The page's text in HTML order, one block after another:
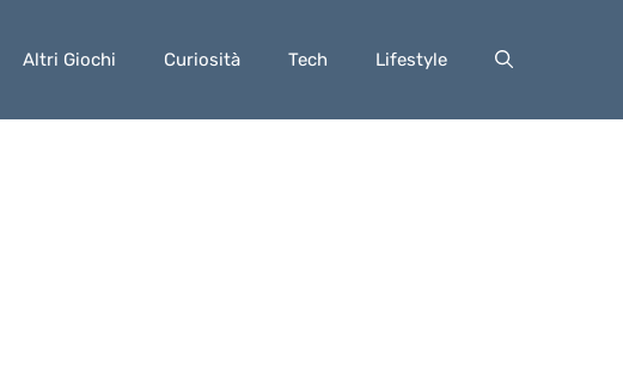
Altri Giochi Curiosità Tech Lifestyle